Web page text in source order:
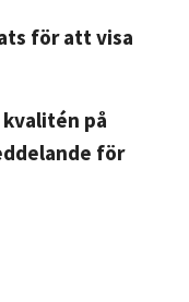
för att visa
på
för